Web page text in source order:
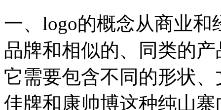
一、logo的概念从商业
品牌和相似的、同类的
它需要包含不同的形状
佳牌和康帅博这种纯山